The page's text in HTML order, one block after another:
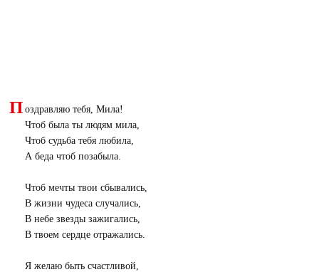
П оздравляю тебя, Мила!
Чтоб была ты людям мила,
Чтоб судьба тебя любила,
А беда чтоб позабыла.
Чтоб мечты твои сбывались,
В жизни чудеса случались,
В небе звезды зажигались,
В твоем сердце отражались.
Я желаю быть счастливой,